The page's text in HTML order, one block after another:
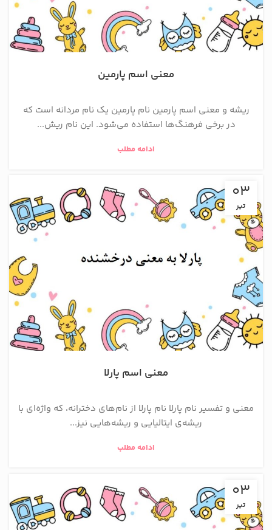
معنی اسم پارمین
ریشه و معنی اسم پارمین نام پارمین یک نام مردانه است که
در برخی فرهنگ‌ها استفاده می‌شود. این نام ریش...
ادامه مطلب
03
تیر
معنی اسم پارلا
معنی و تفسیر نام پارلا نام پارلا از نام‌های دخترانه، که واژه‌ای با
ریشه‌ی ایتالیایی و ریشه‌هایی نیز...
ادامه مطلب
03
تیر